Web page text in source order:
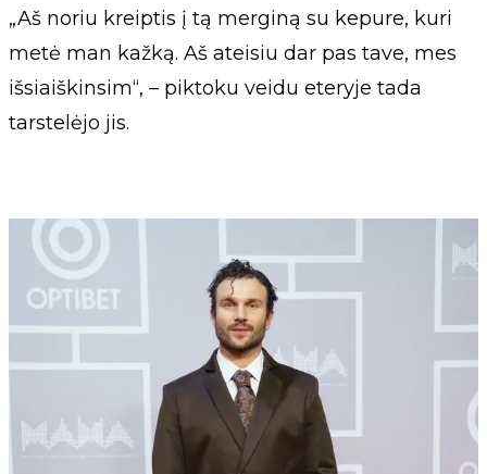
„Aš noriu kreiptis į tą merginą su kepure, kuri
metė man kažką. Aš ateisiu dar pas tave, mes
išsiaiškinsim“, – piktoku veidu eteryje tada
tarstelėjo jis.